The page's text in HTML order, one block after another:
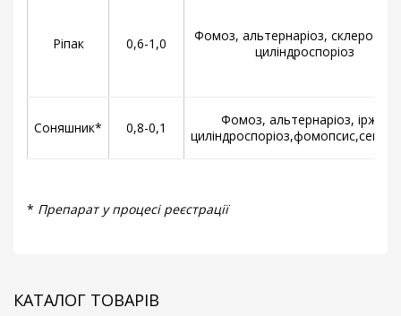
КАТАЛОГ ТОВАРІВ
Ріпак 0,6-1,0
Фомоз, альтернаріоз,
циліндроспоріоз
Соняшник* 0,8-0,1
Фомоз, альтернаріоз, іржа,
* Препарат у процесі реєстрації